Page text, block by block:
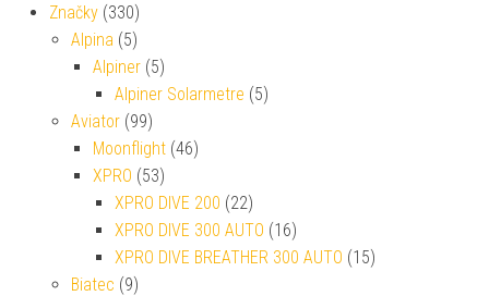
Značky (330)
Alpina (5)
Alpiner (5)
Alpiner Solarmetre (5)
Aviator (99)
Moonflight (46)
XPRO (53)
XPRO DIVE 200 (22)
XPRO DIVE 300 AUTO (16)
XPRO DIVE BREATHER 300 AUTO (15)
Biatec (9)